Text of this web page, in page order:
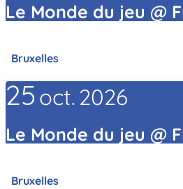
Le Monde du jeu @
Bruxelles
25 oct. 2026
Le Monde du jeu @
Bruxelles